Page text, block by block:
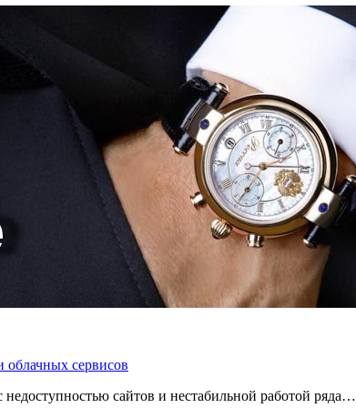
облачных сервисов
недоступностью сайтов и нестабильной работой ряда…